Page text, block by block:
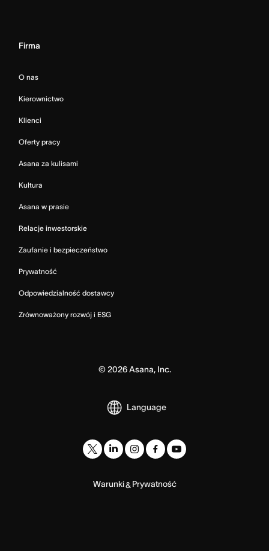
Firma
O nas
Kierownictwo
Klienci
Oferty pracy
Asana za kulisami
Kultura
Asana w prasie
Relacje inwestorskie
Zaufanie i bezpieczeństwo
Prywatność
Odpowiedzialność dostawcy
Zrównoważony rozwój i ESG
©2026Asana, Inc.
Language
Warunki& Prywatność